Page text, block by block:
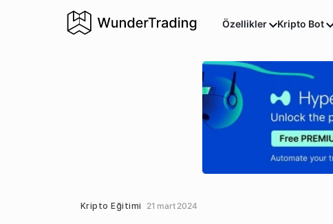
Özellikler Kripto Bot
Kripto Eğitimi 21 mart 2024